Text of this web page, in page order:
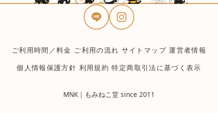
ご利用時間／料金 ご利用の流れ サイトマップ 運営者情報
個人情報保護方針 利用規約 特定商取引法に基づく表示
MNK｜もみねこ堂 since 2011